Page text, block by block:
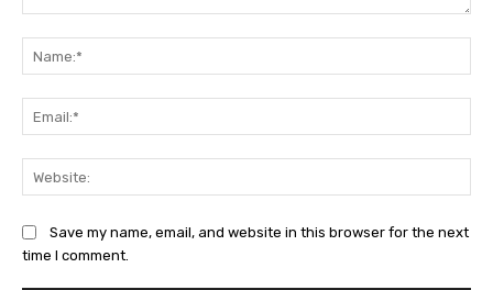
Save my name, email, and website in this browser for the next
time I comment.